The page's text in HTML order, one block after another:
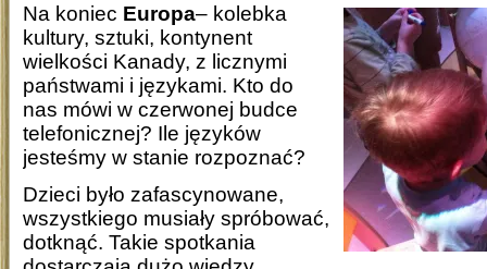
Na koniec Europa– kolebka
kultury, sztuki, kontynent
wielkości Kanady, z licznymi
państwami i językami. Kto do
nas mówi w czerwonej budce
telefonicznej? Ile języków
jesteśmy w stanie rozpoznać?
Dzieci było zafascynowane,
wszystkiego musiały spróbować,
dotknąć. Takie spotkania